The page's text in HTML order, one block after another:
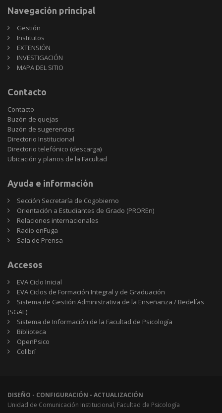
Navegación principal
Gestión
Institutos
EXTENSIÓN
INVESTIGACIÓN
MAPA DEL SITIO
Contacto
Contacto
Buzón de quejas
Buzón de sugerencias
Directorio Institucional
Directorio telefónico (descarga)
Ubicación y planos de la Facultad
Ayuda e información
Sección Secretaría de Cogobierno
Orientación a Estudiantes de Grado (PROREn)
Relaciones internacionales
Radio enFuga
Sala de Prensa
Accesos
EVA Ciclo Inicial
EVA Ciclos de Formación Integral y de Graduación
Sistema de Gestión Administrativa de la Enseñanza / Bedelías
(SGAE)
Sistema de Información de la Facultad de Psicología
Biblioteca
OpenPsico
Colibrí
DISEÑO - CONFIGURACIÓN - ACTUALIZACIÓN
Unidad de Comunicación Institucional, Facultad de Psicología